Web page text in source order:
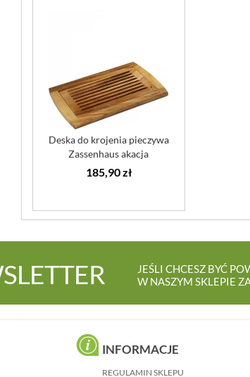
Deska do krojenia pieczywa
Zassenhaus akacja
185,90 zł
JEŚLI CHCESZ BYĆ
W NASZYM SKLEPIE
INFORMACJE
REGULAMIN SKLEPU